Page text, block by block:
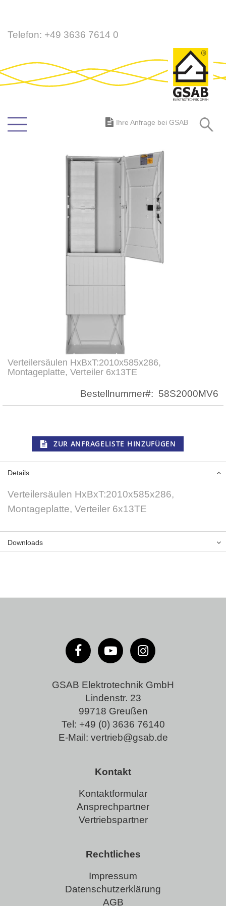
Direkt
Telefon: +49 3636 7614 0
Ihre Anfrage bei GSAB
Verteilersäulen HxBxT:2010x585x286,
Montageplatte, Verteiler 6x13TE
Bestellnummer 58S2000MV6
ZUR ANFRAGELISTE HINZUFÜGEN
Zum
Anfang
Bildergalerie
Details
Verteilersäulen HxBxT:2010x585x286,
Montageplatte, Verteiler 6x13TE
Downloads
GSAB Elektrotechnik GmbH
Lindenstr. 23
99718 Greußen
Tel: +49 (0) 3636 76140
E-Mail: vertrieb@gsab.de
Kontakt
Kontaktformular
Ansprechpartner
Vertriebspartner
Rechtliches
Impressum
Datenschutzerklärung
AGB